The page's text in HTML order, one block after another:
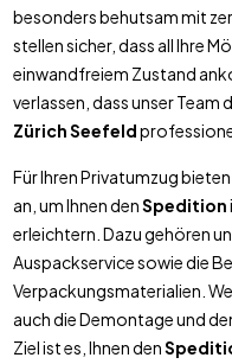
besonders behutsam mit
stellen sicher, dass all Ihre
einwandfreiem Zustand
verlassen, dass unser Team
Zürich Seefeld
Für Ihren Privatumzug
an, um Ihnen denSpedition
erleichtern. Dazu gehören
Auspackservice sowie die
Verpackungsmaterialien.
auch die Demontage und
Ziel ist es, Ihnen den